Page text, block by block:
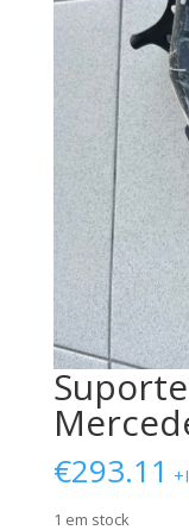
€293.11
1 em stock